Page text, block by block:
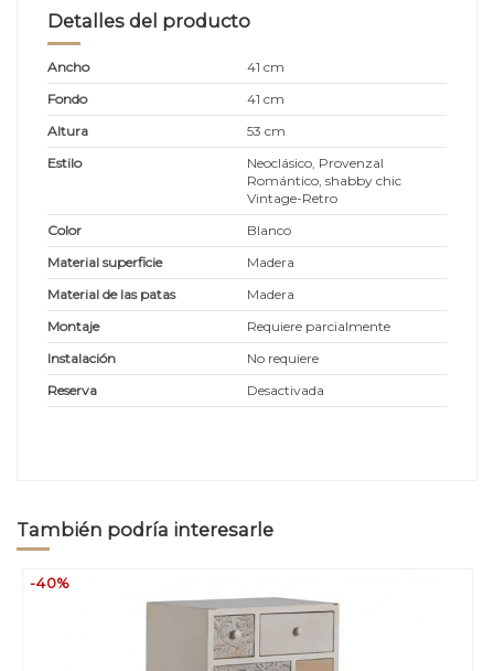
Detalles del producto
Ancho
41 cm
Fondo
41 cm
Altura
53 cm
Estilo
Neoclásico, Provenzal
Romántico, shabby chic
Vintage-Retro
Color
Blanco
Material superficie
Madera
Material de las patas
Madera
Montaje
Requiere parcialmente
Instalación
No requiere
Reserva
Desactivada
También podría interesarle
-40%